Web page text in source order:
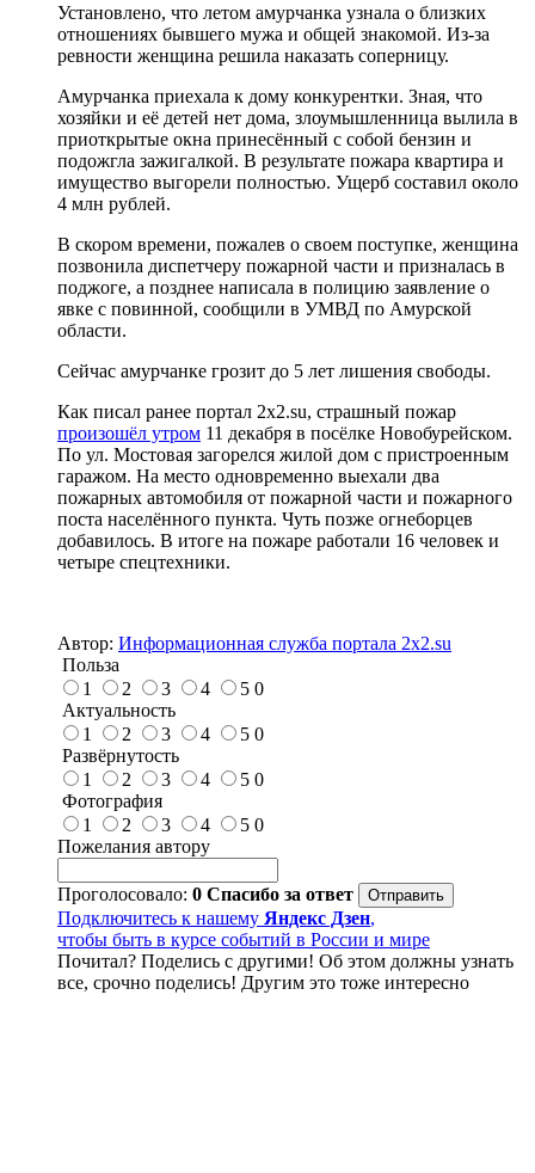
Установлено, что летом амурчанка узнала о близких
отношениях бывшего мужа и общей знакомой. Из-за
ревности женщина решила наказать соперницу.
Амурчанка приехала к дому конкурентки. Зная, что
хозяйки и её детей нет дома, злоумышленница вылила в
приоткрытые окна принесённый с собой бензин и
подожгла зажигалкой. В результате пожара квартира и
имущество выгорели полностью. Ущерб составил около
4 млн рублей.
В скором времени, пожалев о своем поступке, женщина
позвонила диспетчеру пожарной части и призналась в
поджоге, а позднее написала в полицию заявление о
явке с повинной, сообщили в УМВД по Амурской
области.
Сейчас амурчанке грозит до 5 лет лишения свободы.
Как писал ранее портал 2х2.su, страшный пожар
произошёл утром 11 декабря в посёлке Новобурейском.
По ул. Мостовая загорелся жилой дом с пристроенным
гаражом. На место одновременно выехали два
пожарных автомобиля от пожарной части и пожарного
поста населённого пункта. Чуть позже огнеборцев
добавилось. В итоге на пожаре работали 16 человек и
четыре спецтехники.
Автор: Информационная служба портала 2x2.su
Польза
1
2 3 4 5 0
Актуальность
1
2 3 4 5 0
Развёрнутость
1
2 3 4 5 0
Фотография
1
2 3 4 5 0
Пожелания автору
Проголосовало: 0 Спасибо за ответ
Подключитесь к нашему Яндекс Дзен,
чтобы быть в курсе событий в России и мире
Почитал? Поделись с другими! Об этом должны узнать
все, срочно поделись! Другим это тоже интересно